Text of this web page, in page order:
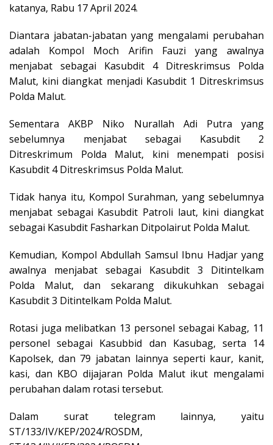
katanya, Rabu 17 April 2024.
Diantara jabatan-jabatan yang mengalami perubahan
adalah Kompol Moch Arifin Fauzi yang awalnya
menjabat sebagai Kasubdit 4 Ditreskrimsus Polda
Malut, kini diangkat menjadi Kasubdit 1 Ditreskrimsus
Polda Malut.
Sementara AKBP Niko Nurallah Adi Putra yang
sebelumnya menjabat sebagai Kasubdit 2
Ditreskrimum Polda Malut, kini menempati posisi
Kasubdit 4 Ditreskrimsus Polda Malut.
Tidak hanya itu, Kompol Surahman, yang sebelumnya
menjabat sebagai Kasubdit Patroli laut, kini diangkat
sebagai Kasubdit Fasharkan Ditpolairut Polda Malut.
Kemudian, Kompol Abdullah Samsul Ibnu Hadjar yang
awalnya menjabat sebagai Kasubdit 3 Ditintelkam
Polda Malut, dan sekarang dikukuhkan sebagai
Kasubdit 3 Ditintelkam Polda Malut.
Rotasi juga melibatkan 13 personel sebagai Kabag, 11
personel sebagai Kasubbid dan Kasubag, serta 14
Kapolsek, dan 79 jabatan lainnya seperti kaur, kanit,
kasi, dan KBO dijajaran Polda Malut ikut mengalami
perubahan dalam rotasi tersebut.
Dalam surat telegram lainnya, yaitu
ST/133/IV/KEP/2024/ROSDM,